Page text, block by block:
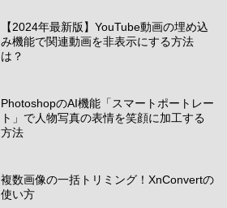
【2024年最新版】YouTube動画の埋め込
み機能で関連動画を非表示にする方法
は？
PhotoshopのAI機能「スマートポートレー
ト」で人物写真の表情を笑顔に加工する
方法
複数画像の一括トリミング！XnConvertの
使い方